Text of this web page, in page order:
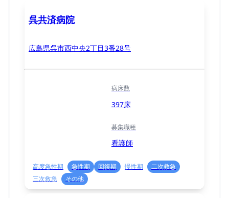
呉共済病院
広島県呉市西中央2丁目3番28号
病床数
397床
募集職種
看護師
高度急性期 急性期 回復期 慢性期
二次救急
三次救急
その他